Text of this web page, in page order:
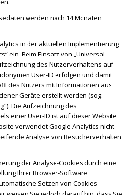
werden nach 14 Monaten
in der aktuellen Implementierung
ein. Beim Einsatz von „Universal
des Nutzerverhaltens auf
User-ID erfolgen und damit
des Nutzers mit Informationen aus
Geräte erstellt werden (sog.
Die Aufzeichnung des
einer User-ID ist auf dieser Website
verwendet Google Analytics nicht
Analyse von Besucherverhalten
der Analyse-Cookies durch eine
Ihrer Browser-Software
Setzen von Cookies